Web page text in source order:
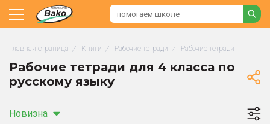
Главная страница / Книги / Рабочие тетради / Рабочие тетради по
Рабочие тетради для 4 класса по
русскому языку
Новизна